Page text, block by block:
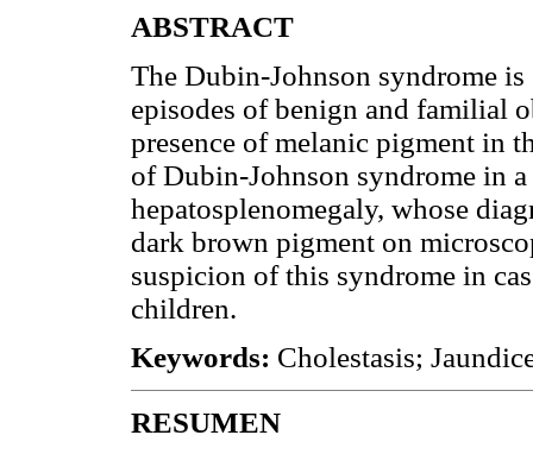
ABSTRACT
The Dubin-Johnson syndrome
episodes of benign and familial
presence of melanic pigment in
of Dubin-Johnson syndrome in
hepatosplenomegaly, whose
dark brown pigment on
suspicion of this syndrome in
children.
Keywords: Cholestasis;
RESUMEN